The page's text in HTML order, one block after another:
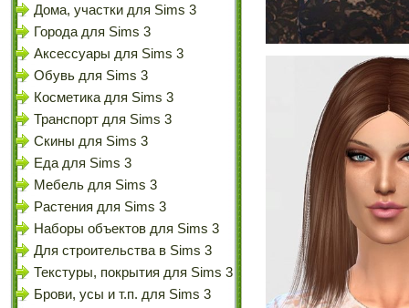
Дома, участки для Sims 3
Города для Sims 3
Аксессуары для Sims 3
Обувь для Sims 3
Косметика для Sims 3
Транспорт для Sims 3
Скины для Sims 3
Еда для Sims 3
Мебель для Sims 3
Растения для Sims 3
Наборы объектов для Sims 3
Для строительства в Sims 3
Текстуры, покрытия для Sims 3
Брови, усы и т.п. для Sims 3